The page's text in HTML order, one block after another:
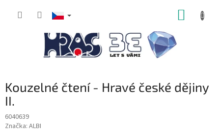
Kouzelné čtení - Hravé české dějiny
II.
6040639
Značka: ALBI